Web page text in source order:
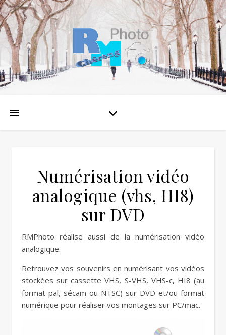
Numérisation vidéo
analogique (vhs, HI8)
sur DVD
RMPhoto réalise aussi de la numérisation vidéo
analogique.
Retrouvez vos souvenirs en numérisant vos vidéos
stockées sur cassette VHS, S-VHS, VHS-c, HI8 (au
format pal, sécam ou NTSC) sur DVD et/ou format
numérique pour réaliser vos montages sur PC/mac.